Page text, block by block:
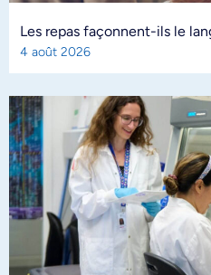
Les repas façonnent-ils le
4 août 2026